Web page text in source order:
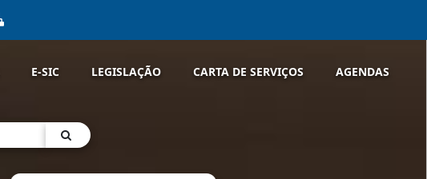
E-SIC LEGISLAÇÃO CARTA DE SERVIÇOS AGENDAS